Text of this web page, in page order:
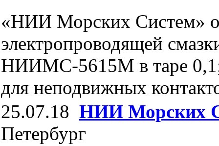
«НИИ Морских Систем»
электропроводящей
НИИМС-5615М в таре
для неподвижных
25.07.18 НИИ Морских
Петербург